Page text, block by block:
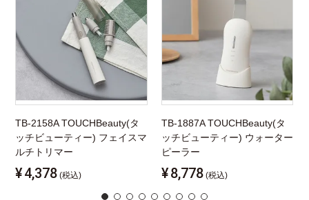
TB-2158A TOUCHBeauty(タ
ッチビューティー) フェイスマ
ルチトリマー
¥4,378 (税込)
TB-1887A TOUCHBeauty(タ
ッチビューティー) ウォーター
ピーラー
¥8,778 (税込)